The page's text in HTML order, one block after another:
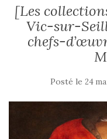
[Les
Vic-sur-
chefs-
Posté le 24